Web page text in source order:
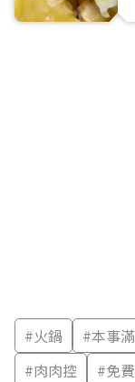
#火鍋 #本事
#肉肉控 #免費